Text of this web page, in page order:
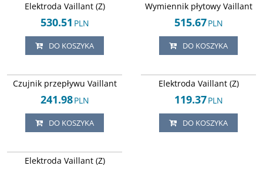
Elektroda Vaillant (Z)
530.51 PLN
DO KOSZYKA
Wymiennik płytowy Vaillant
515.67PLN
DO KOSZYKA
Czujnik przepływu Vaillant
241.98PLN
DO KOSZYKA
Elektroda Vaillant (Z)
119.37PLN
DO KOSZYKA
Elektroda Vaillant (Z)